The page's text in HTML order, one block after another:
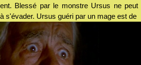
Blessé par le monstre Ursus ne
s'évader. Ursus guéri par un mage est de